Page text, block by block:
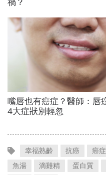
幸福熟齡 抗癌 癌症
魚湯
滴雞精 蛋白質